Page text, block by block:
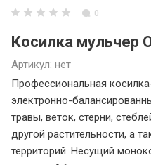
0
Косилка мульчер
Артикул: нет
Профессиональная
электронно-
травы, веток, стерни,
другой растительности, а
территорий. Несущий